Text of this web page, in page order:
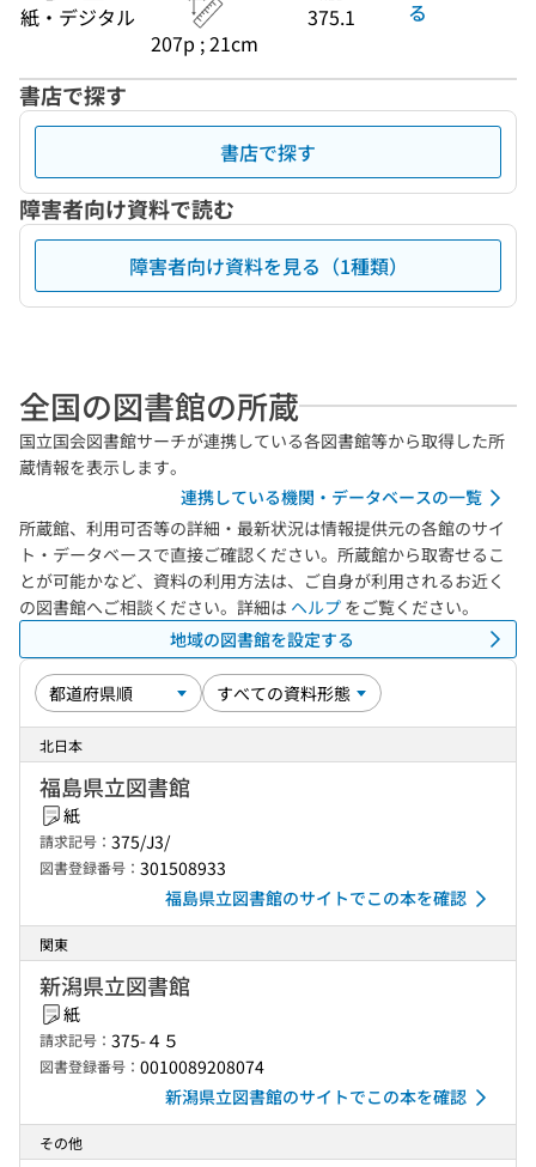
紙・デジタル
207p ; 21cm
375.1
る
書店で探す
書店で探す
障害者向け資料で読む
障害者向け資料を見る（1種類）
全国の図書館の所蔵
国立国会図書館サーチが連携している各図書館等から取得した所
蔵情報を表示します。
連携している機関・データベースの一覧
所蔵館、利用可否等の詳細・最新状況は情報提供元の各館のサイ
ト・データベースで直接ご確認ください。所蔵館から取寄せるこ
とが可能かなど、資料の利用方法は、ご自身が利用されるお近く
の図書館へご相談ください。詳細は ヘルプ をご覧ください。
地域の図書館を設定する
北日本
福島県立図書館
紙
請求記号： 375/J3/
図書登録番号： 301508933
福島県立図書館のサイトでこの本を確認
関東
新潟県立図書館
紙
請求記号： 375-４５
図書登録番号： 0010089208074
新潟県立図書館のサイトでこの本を確認
その他